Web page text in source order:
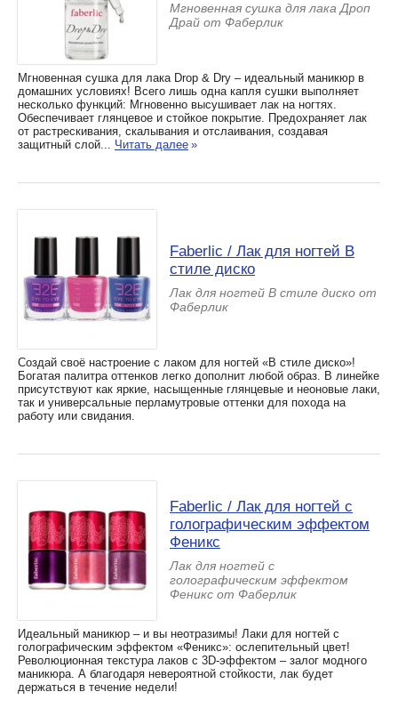
Мгновенная сушка для лака Дроп
Драй от Фаберлик
Мгновенная сушка для лака Drop & Dry – идеальный маникюр в
домашних условиях! Всего лишь одна капля сушки выполняет
несколько функций: Мгновенно высушивает лак на ногтях.
Обеспечивает глянцевое и стойкое покрытие. Предохраняет лак
от растрескивания, скалывания и отслаивания, создавая
защитный слой... Читать далее »
Faberlic / Лак для ногтей В
стиле диско
Лак для ногтей В стиле диско от
Фаберлик
Создай своё настроение с лаком для ногтей «В стиле диско»!
Богатая палитра оттенков легко дополнит любой образ. В линейке
присутствуют как яркие, насыщенные глянцевые и неоновые лаки,
так и универсальные перламутровые оттенки для похода на
работу или свидания.
Faberlic / Лак для ногтей с
голографическим эффектом
Феникс
Лак для ногтей с
голографическим эффектом
Феникс от Фаберлик
Идеальный маникюр – и вы неотразимы! Лаки для ногтей с
голографическим эффектом «Феникс»: ослепительный цвет!
Революционная текстура лаков с 3D-эффектом – залог модного
маникюра. А благодаря невероятной стойкости, лак будет
держаться в течение недели!